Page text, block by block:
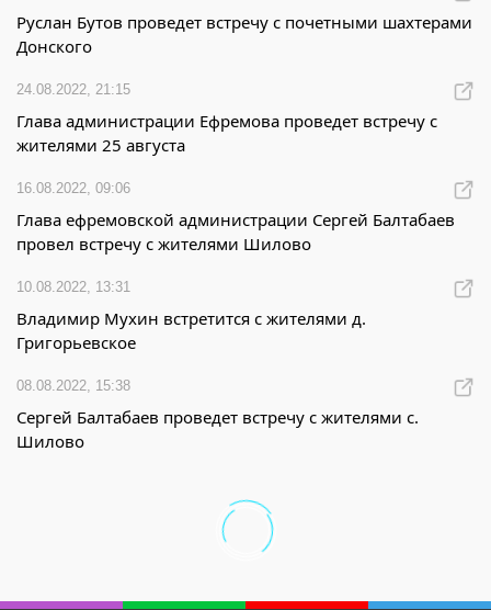
Руслан Бутов проведет встречу с почетными шахтерами
Донского
24.08.2022, 21:15
Глава администрации Ефремова проведет встречу с
жителями 25 августа
16.08.2022, 09:06
Глава ефремовской администрации Сергей Балтабаев
провел встречу с жителями Шилово
10.08.2022, 13:31
Владимир Мухин встретится с жителями д.
Григорьевское
08.08.2022, 15:38
Сергей Балтабаев проведет встречу с жителями с.
Шилово